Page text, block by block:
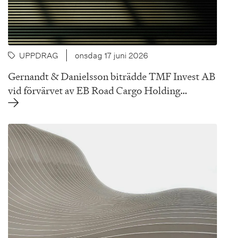
UPPDRAG onsdag 17 juni 2026
Gernandt & Danielsson biträdde TMF Invest AB
vid förvärvet av EB Road Cargo Holding…